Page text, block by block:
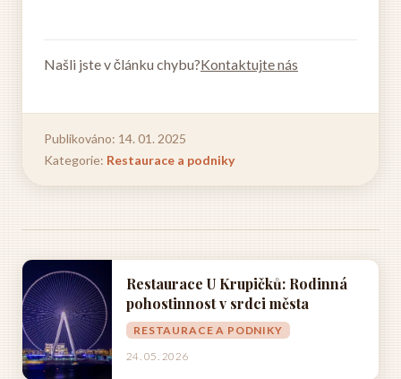
Našli jste v článku chybu?Kontaktujte nás
Publikováno: 14. 01. 2025
Kategorie: Restaurace a podniky
Restaurace U Krupičků: Rodinná
pohostinnost v srdci města
RESTAURACE A PODNIKY
24. 05. 2026